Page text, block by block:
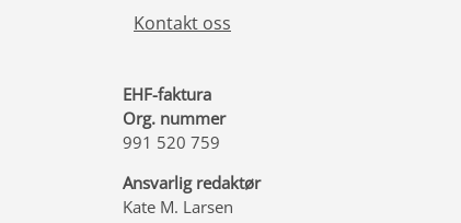
Kontakt oss
EHF-faktura
Org. nummer
991 520 759
Ansvarlig redaktør
Kate M. Larsen